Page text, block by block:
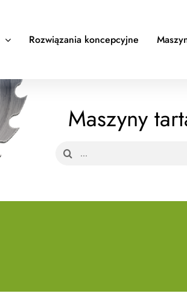
Rozwiązania koncepcyjne
Maszyny
Search